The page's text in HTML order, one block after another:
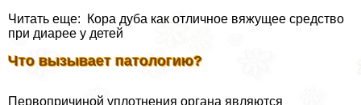
Читать еще: Кора дуба как отличное вяжущее средство
при диарее у детей
Что вызывает патологию?
Первопричиной уплотнения органа являются